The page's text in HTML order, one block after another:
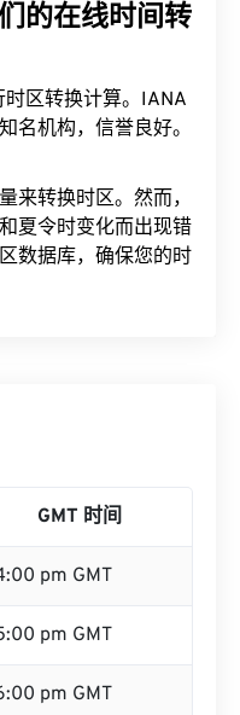
的在线时间转
区转换计算。IANA
名机构，信誉良好。
来转换时区。然而，
夏令时变化而出现错
数据库，确保您的时
GMT 时间
pm GMT
pm GMT
pm GMT